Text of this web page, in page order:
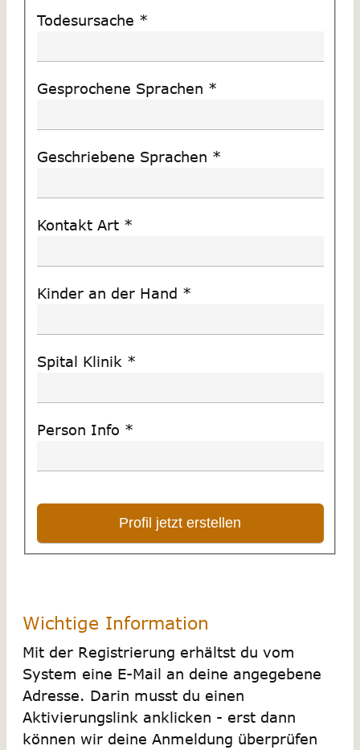
Todesursache *
Gesprochene Sprachen *
Geschriebene Sprachen *
Kontakt Art *
Kinder an der Hand *
Spital Klinik *
Person Info *
Wichtige Information
Mit der Registrierung erhältst du vom
System eine E-Mail an deine angegebene
Adresse. Darin musst du einen
Aktivierungslink anklicken - erst dann
können wir deine Anmeldung überprüfen